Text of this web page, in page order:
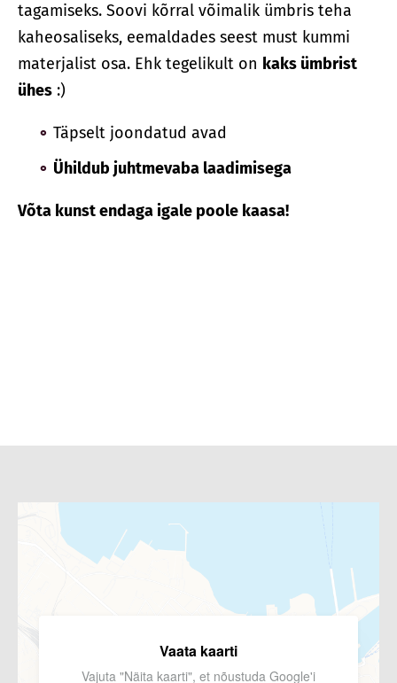
tagamiseks. Soovi kõrral võimalik ümbris teha
kaheosaliseks, eemaldades seest must kummi
materjalist osa. Ehk tegelikult on kaks ümbrist
ühes :)
Täpselt joondatud avad
Ühildub juhtmevaba laadimisega
Võta kunst endaga igale poole kaasa!
Vaata kaarti
Vajuta "Näita kaarti", et nõustuda Google'i